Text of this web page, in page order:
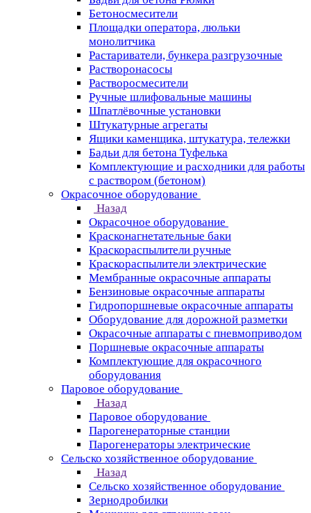
Бетоносмесители
Площадки оператора, люльки
монолитчика
Растариватели, бункера разгрузочные
Растворонасосы
Растворосмесители
Ручные шлифовальные машины
Шпатлёвочные установки
Штукатурные агрегаты
Ящики каменщика, штукатура, тележки
Бадьи для бетона Туфелька
Комплектующие и расходники для работы
с раствором (бетоном)
Окрасочное оборудование
Назад
Окрасочное оборудование
Красконагнетательные баки
Краскораспылители ручные
Краскораспылители электрические
Мембранные окрасочные аппараты
Бензиновые окрасочные аппараты
Гидропоршневые окрасочные аппараты
Оборудование для дорожной разметки
Окрасочные аппараты с пневмоприводом
Поршневые окрасочные аппараты
Комплектующие для окрасочного
оборудования
Паровое оборудование
Назад
Паровое оборудование
Парогенераторные станции
Парогенераторы электрические
Сельско хозяйственное оборудование
Назад
Сельско хозяйственное оборудование
Зернодробилки